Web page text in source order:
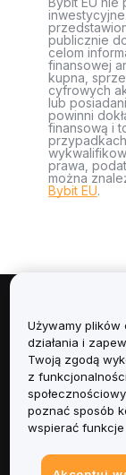
publicznie
celom
finansowej
kupna,
cyfrowych
lub
powinni
finansową i
prawa,
można
Bybit EU.
Informacje
Usługi
Obsługa
Używamy plików
działania i
Twoją zgodą
z
poznać sposób
wspierać